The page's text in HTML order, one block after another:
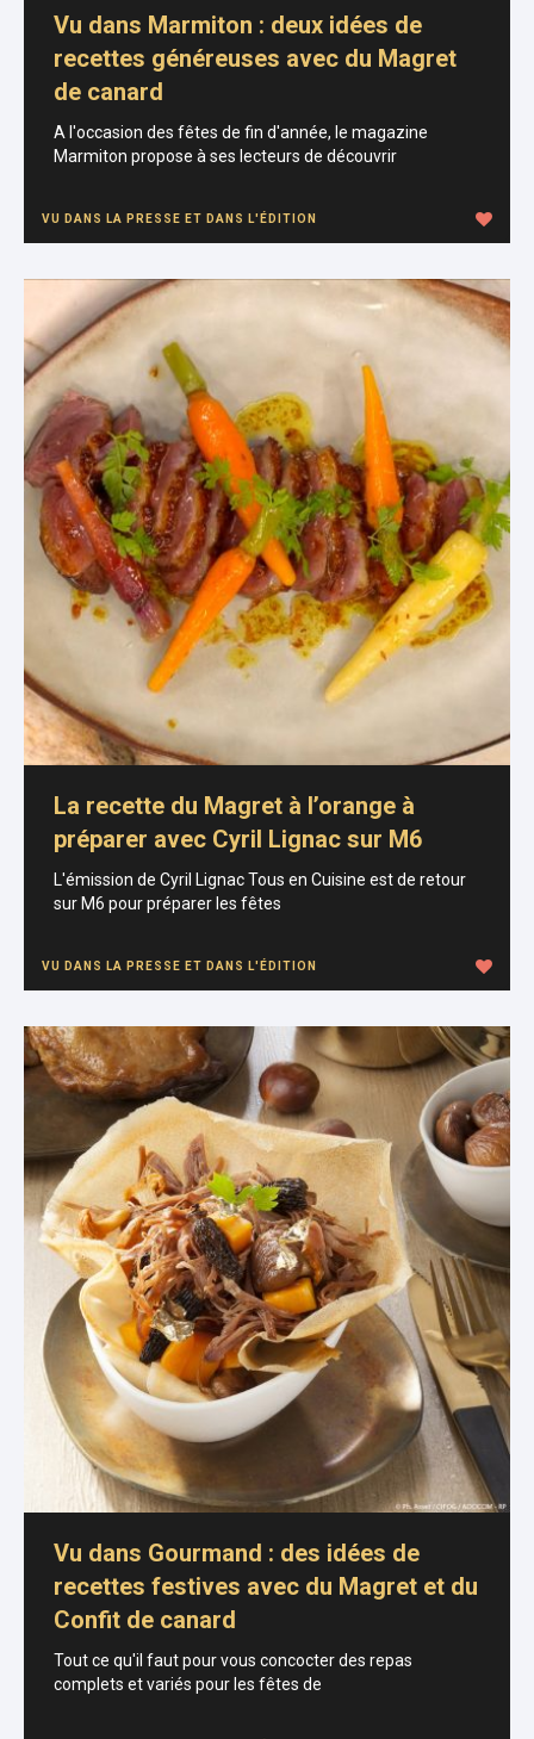
Vu dans Marmiton : deux idées de
recettes généreuses avec du Magret
de canard
A l'occasion des fêtes de fin d'année, le magazine
Marmiton propose à ses lecteurs de découvrir
VU DANS LA PRESSE ET DANS L'ÉDITION
La recette du Magret à l’orange à
préparer avec Cyril Lignac sur M6
L'émission de Cyril Lignac Tous en Cuisine est de retour
sur M6 pour préparer les fêtes
VU DANS LA PRESSE ET DANS L'ÉDITION
Vu dans Gourmand : des idées de
recettes festives avec du Magret et du
Confit de canard
Tout ce qu'il faut pour vous concocter des repas
complets et variés pour les fêtes de